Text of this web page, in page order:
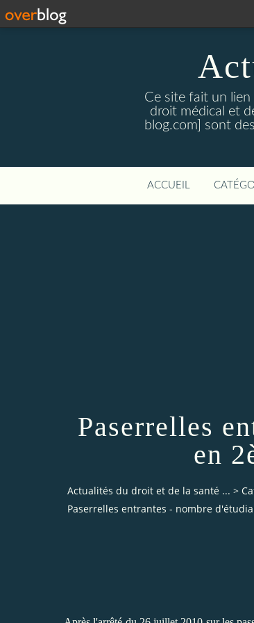
Ce site fait un
droit médical et
blog.com] sont
ACCUEIL
Paserrelles
en
Actualités du droit et de la santé ... >
Paserrelles entrantes - nombre